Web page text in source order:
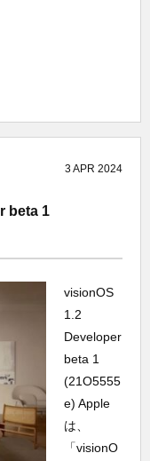
3 APR 2024
beta 1
visionOS
1.2
Developer
beta 1
(21O5555
e) Apple
は、
「visionO